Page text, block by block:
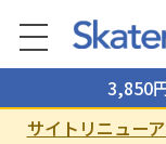
3,850
サイトリニュー